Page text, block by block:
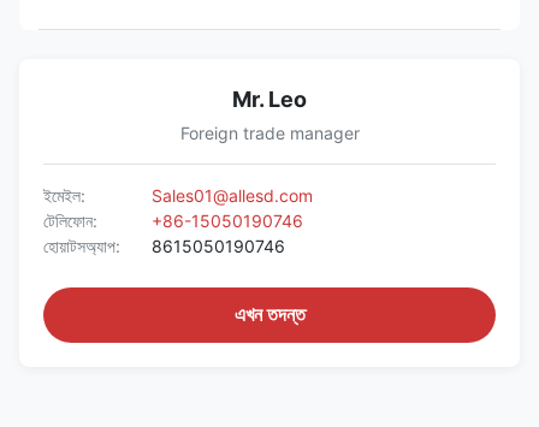
Mr. Leo
Foreign trade manager
ইমেইল:
Sales01@allesd.com
টেলিফোন:
+86-15050190746
হোয়াটসঅ্যাপ:
8615050190746
এখন তদন্ত